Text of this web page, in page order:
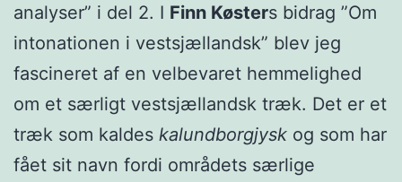
analyser” i del 2. I Finn Køsters bidrag ”Om
intonationen i vestsjællandsk” blev jeg
fascineret af en velbevaret hemmelighed
om et særligt vestsjællandsk træk. Det er et
træk som kaldes kalundborgjysk og som har
fået sit navn fordi områdets særlige